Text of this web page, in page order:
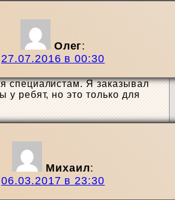
Олег:
27.07.2016 в 00:30
специалистам. Я заказывал
у ребят, но это только для
Михаил:
06.03.2017 в 23:30